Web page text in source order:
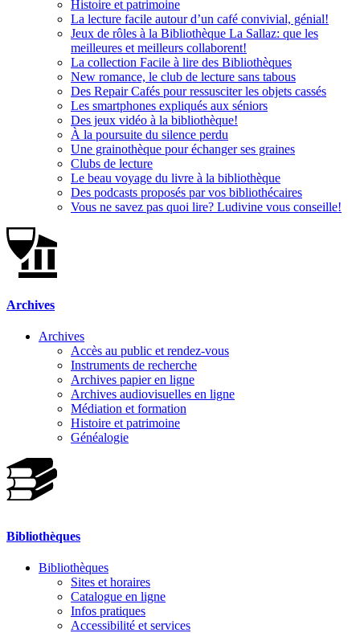
Histoire et patrimoine
La lecture facile autour d’un café convivial, génial!
Jeux de rôles à la Bibliothèque La Sallaz: que les
meilleures et meilleurs collaborent!
La collection Facile à lire des Bibliothèques
New romance, le club de lecture sans tabous
Des Repair Cafés pour ressusciter les objets cassés
Les smartphones expliqués aux séniors
Des jeux vidéo à la bibliothèque!
À la poursuite du silence perdu
Une grainothèque pour échanger ses graines
Clubs de lecture
Le beau voyage du livre à la bibliothèque
Des podcasts proposés par vos bibliothécaires
Vous ne savez pas quoi lire? Ludivine vous conseille!
Archives
Archives
Accès au public et rendez-vous
Instruments de recherche
Archives papier en ligne
Archives audiovisuelles en ligne
Médiation et formation
Histoire et patrimoine
Généalogie
Bibliothèques
Bibliothèques
Sites et horaires
Catalogue en ligne
Infos pratiques
Accessibilité et services